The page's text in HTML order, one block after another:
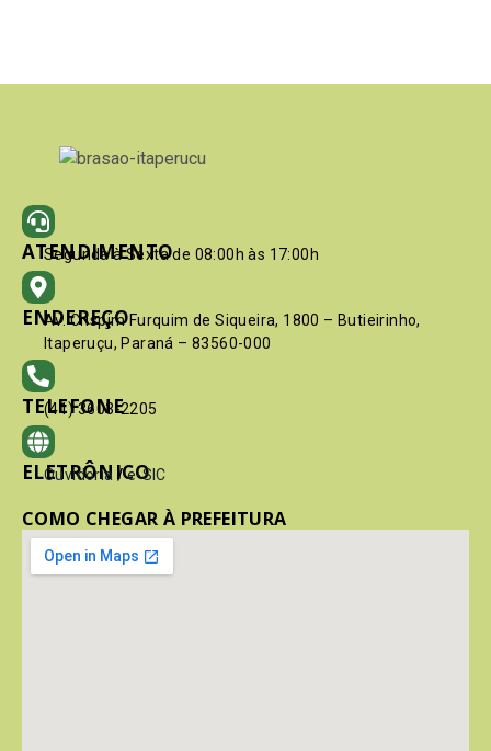
ATENDIMENTO
Segunda à Sexta de 08:00h às 17:00h
ENDEREÇO
Av. Crispim Furquim de Siqueira, 1800 – Butieirinho,
Itaperuçu, Paraná – 83560-000
TELEFONE
(41) 3603-2205
ELETRÔNICO
Ouvidoria / e-SIC
COMO CHEGAR À PREFEITURA